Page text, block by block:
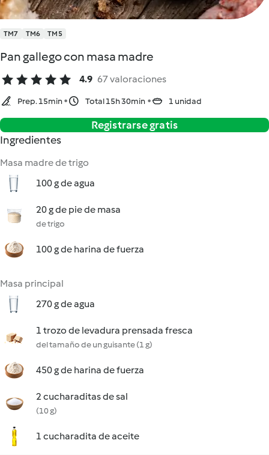
TM7 TM6 TM5
Pan gallego con masa madre
4.9 67 valoraciones
Prep. 15min Total 15h 30min 1 unidad
Registrarse gratis
Ingredientes
Masa madre de trigo
100 g de agua
20 g de pie de masa
de trigo
100 g de harina de fuerza
Masa principal
270 g de agua
1 trozo de levadura prensada fresca
del tamaño de un guisante (1 g)
450 g de harina de fuerza
2 cucharaditas de sal
(10 g)
1 cucharadita de aceite